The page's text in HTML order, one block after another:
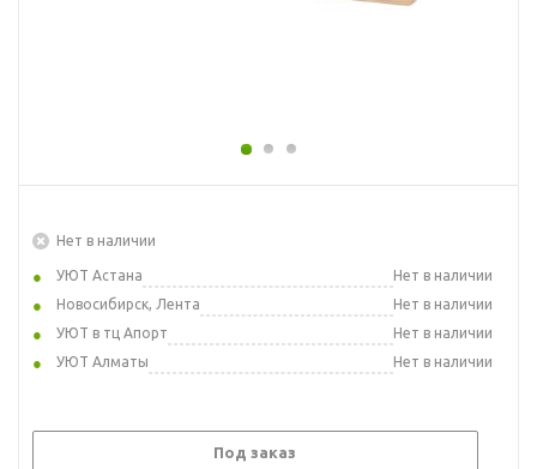
Нет в наличии
УЮТ Астана
Нет в наличии
Новосибирск, Лента
Нет в наличии
УЮТ в тц Апорт
Нет в наличии
УЮТ Алматы
Нет в наличии
Под заказ